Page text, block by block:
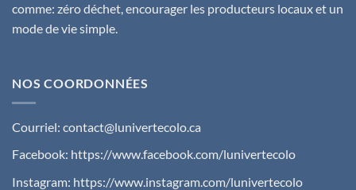
comme: zéro déchet, encourager les producteurs locaux et un
mode de vie simple.
NOS COORDONNÉES
Courriel: contact@lunivertecolo.ca
Facebook: https://www.facebook.com/lunivertecolo
Instagram: https://www.instagram.com/lunivertecolo